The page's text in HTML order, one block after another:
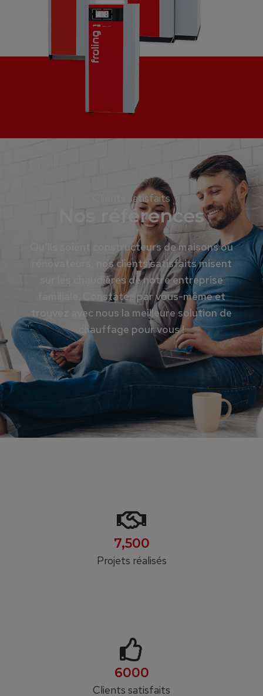
Clients satisfaits
Nos références
Qu’ils soient constructeurs de maisons ou
rénovateurs, nos clients satisfaits misent
sur les chaudières de notre entreprise
familiale. Constatez par vous-même et
trouvez avec nous la meilleure solution de
chauffage pour vous !
7,500
Projets réalisés
6000
Clients satisfaits